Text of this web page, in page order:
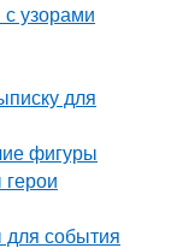
узорами
для
фигуры
события